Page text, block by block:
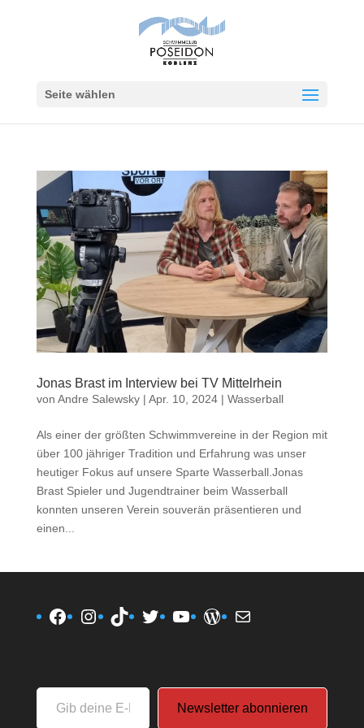
Seite wählen
Jonas Brast im Interview bei TV Mittelrhein
von Andre Salewsky| Apr. 10, 2024| Wasserball
Als einer der größten Schwimmvereine in der Region mit
über 100 jähriger Tradition und Erfahrung was unser
heutiger Fokus auf unsere Sparte Wasserball.Jonas
Brast Spieler und Jugendtrainer beim Wasserball
konnten unseren Verein souverän präsentieren und
einen...
Facebook
Instagram
TikTokTwitterYouTube
WordPress
E-Mail
deine
Newsletter abonnieren